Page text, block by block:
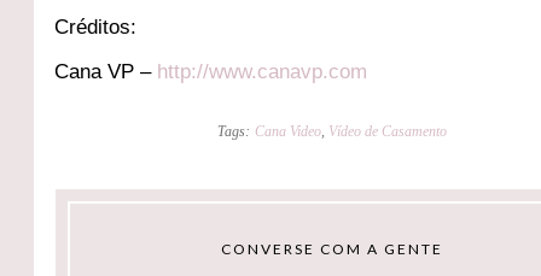
Créditos:
Cana VP – http://www.canavp.com
Tags: Cana Video, Vídeo de Casamento
CONVERSE COM A GENTE